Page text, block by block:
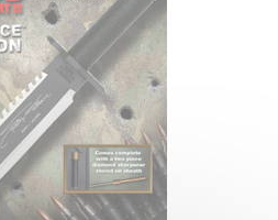
parecen salir de
esta réplica cuchillo
toda la
visual del arma
John Rambo. La
Signature
el diseño visto
en First Blood Part II